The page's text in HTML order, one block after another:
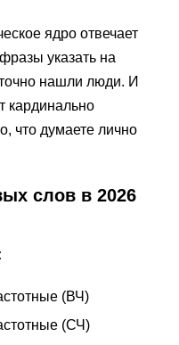
ядро отвечает
указать на
нашли люди. И
кардинально
что думаете лично
слов в 2026
(ВЧ)
(СЧ)